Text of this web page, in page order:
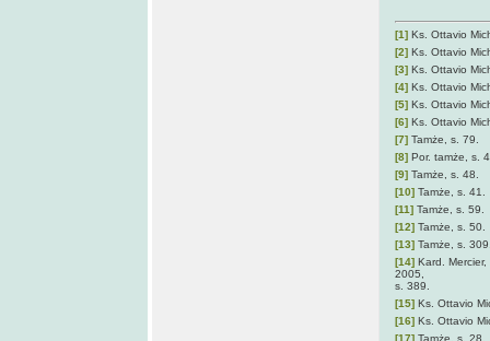
[1] Ks. Ottavio
[2] Ks. Ottavio
[3] Ks. Ottavio
[4] Ks. Ottavio
[5] Ks. Ottavio
[6] Ks. Ottavio
[7] Tamże, s. 79.
[8] Por. tamże, s.
[9] Tamże, s. 48.
[10] Tamże, s. 41.
[11] Tamże, s. 59.
[12] Tamże, s. 50.
[13] Tamże, s.
[14] Kard.
2005,
s. 389.
[15] Ks. Ottavio
[16] Ks. Ottavio